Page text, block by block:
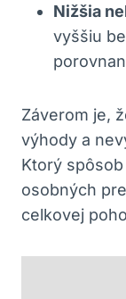
Nižšia
vyššiu
Záverom je,
výhody a
Ktorý
osobných
celkovej